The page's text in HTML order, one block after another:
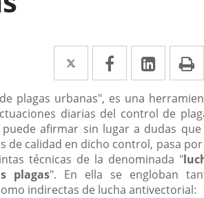
Twitter
Enlace
a
una
aplicación
externa.
Facebook
Enlace
a
una
aplicación
externa.
Enlace
a
una
plagas urbanas", es una
diarias del control de
afirmar sin lugar a dudas que
de calidad en dicho control, pasa
técnicas de la denominada "
plagas". En ella se engloban
indirectas de lucha antivectorial: